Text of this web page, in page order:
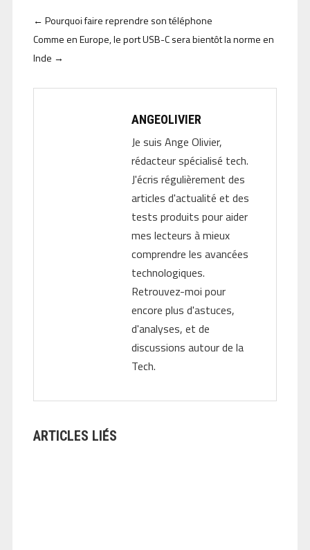
← Pourquoi faire reprendre son téléphone
Comme en Europe, le port USB-C sera bientôt la norme en
Inde →
ANGEOLIVIER
Je suis Ange Olivier,
rédacteur spécialisé tech.
J'écris régulièrement des
articles d'actualité et des
tests produits pour aider
mes lecteurs à mieux
comprendre les avancées
technologiques.
Retrouvez-moi pour
encore plus d'astuces,
d'analyses, et de
discussions autour de la
Tech.
ARTICLES LIÉS